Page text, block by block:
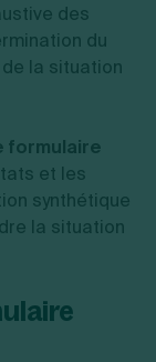
des
du
la situation
formulaire
et les
synthétique
la situation